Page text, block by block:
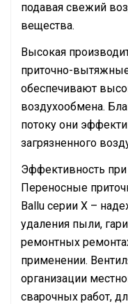
подавая свежий
вещества.
Высокая
приточно-
обеспечивают
воздухообмена.
потоку они
загрязненного
Эффективность
Переносные
Ballu серии X –
удаления пыли,
ремонтных
применении.
организации
сварочных работ,